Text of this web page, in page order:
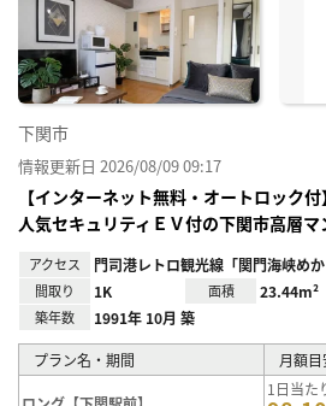
下関市
情報更新日 2026/08/09 09:17
【インターネット無料・オートロック
人気セキュリティＥＶ付の下関市高層
アクセス 門司港レトロ観光線「関門海峡めか
間取り 1K 面積 23.44m²
築年数 1991年 10月 築
プラン名・期間 月額目
1日当た